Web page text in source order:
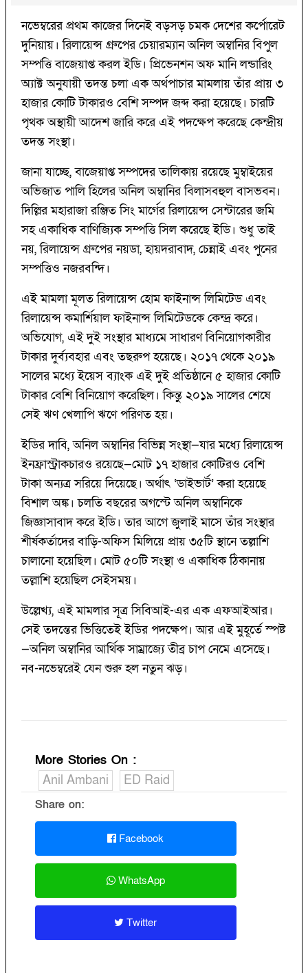
নভেম্বরের প্রথম কাজের দিনেই বড়সড় চমক দেশের কর্পোরেট
দুনিয়ায়। রিলায়েন্স গ্রুপের চেয়ারম্যান অনিল অম্বানির বিপুল
সম্পত্তি বাজেয়াপ্ত করল ইডি। প্রিভেনশন অফ মানি লন্ডারিং
অ্যাক্ট অনুযায়ী তদন্ত চলা এক অর্থপাচার মামলায় তাঁর প্রায় ৩
হাজার কোটি টাকারও বেশি সম্পদ জব্দ করা হয়েছে। চারটি
পৃথক অস্থায়ী আদেশ জারি করে এই পদক্ষেপ করেছে কেন্দ্রীয়
তদন্ত সংস্থা।
জানা যাচ্ছে, বাজেয়াপ্ত সম্পদের তালিকায় রয়েছে মুম্বাইয়ের
অভিজাত পালি হিলের অনিল অম্বানির বিলাসবহুল বাসভবন।
দিল্লির মহারাজা রঞ্জিত সিং মার্গের রিলায়েন্স সেন্টারের জমি
সহ একাধিক বাণিজ্যিক সম্পত্তি সিল করেছে ইডি। শুধু তাই
নয়, রিলায়েন্স গ্রুপের নয়ডা, হায়দরাবাদ, চেন্নাই এবং পুনের
সম্পত্তিও নজরবন্দি।
এই মামলা মূলত রিলায়েন্স হোম ফাইনান্স লিমিটেড এবং
রিলায়েন্স কমার্শিয়াল ফাইনান্স লিমিটেডকে কেন্দ্র করে।
অভিযোগ, এই দুই সংস্থার মাধ্যমে সাধারণ বিনিয়োগকারীর
টাকার দুর্ব্যবহার এবং তছরুপ হয়েছে। ২০১৭ থেকে ২০১৯
সালের মধ্যে ইয়েস ব্যাংক এই দুই প্রতিষ্ঠানে ৫ হাজার কোটি
টাকার বেশি বিনিয়োগ করেছিল। কিন্তু ২০১৯ সালের শেষে
সেই ঋণ খেলাপি ঋণে পরিণত হয়।
ইডির দাবি, অনিল অম্বানির বিভিন্ন সংস্থা—যার মধ্যে রিলায়েন্স
ইনফ্রাস্ট্রাকচারও রয়েছে—মোট ১৭ হাজার কোটিরও বেশি
টাকা অন্যত্র সরিয়ে দিয়েছে। অর্থাৎ ‘ডাইভার্ট’ করা হয়েছে
বিশাল অঙ্ক। চলতি বছরের অগস্টে অনিল অম্বানিকে
জিজ্ঞাসাবাদ করে ইডি। তার আগে জুলাই মাসে তাঁর সংস্থার
শীর্ষকর্তাদের বাড়ি-অফিস মিলিয়ে প্রায় ৩৫টি স্থানে তল্লাশি
চালানো হয়েছিল। মোট ৫০টি সংস্থা ও একাধিক ঠিকানায়
তল্লাশি হয়েছিল সেইসময়।
উল্লেখ্য, এই মামলার সূত্র সিবিআই-এর এক এফআইআর।
সেই তদন্তের ভিত্তিতেই ইডির পদক্ষেপ। আর এই মুহূর্তে স্পষ্ট
—অনিল অম্বানির আর্থিক সাম্রাজ্যে তীব্র চাপ নেমে এসেছে।
নব-নভেম্বরেই যেন শুরু হল নতুন ঝড়।
More Stories On :
Anil Ambani
ED Raid
Share on:
Facebook
WhatsApp
Twitter